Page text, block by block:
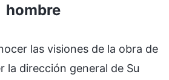
hombre
las visiones de la obra de
la dirección general de Su